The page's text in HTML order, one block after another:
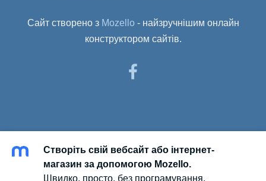
Сайт створено з Mozello- найзручнішим онлайн
конструктором сайтів.
Створіть свій вебсайт або інтернет-
магазин за допомогою Mozello.
Швидко, просто, без програмування.